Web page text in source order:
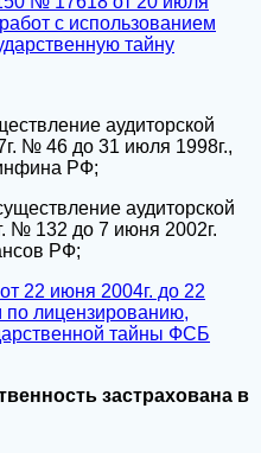
с использованием
тайну
аудиторской
№ 46 до 31 июля 1998г.,
РФ;
аудиторской
№ 132 до 7 июня 2002г.
РФ;
22 июня 2004г. до 22
лицензированию,
тайны ФСБ
застрахована в